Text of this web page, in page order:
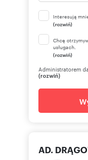
Interesują
(rozwiń)
Chcę
usługach.
(rozwiń)
Administratorem
(rozwiń)
AD.